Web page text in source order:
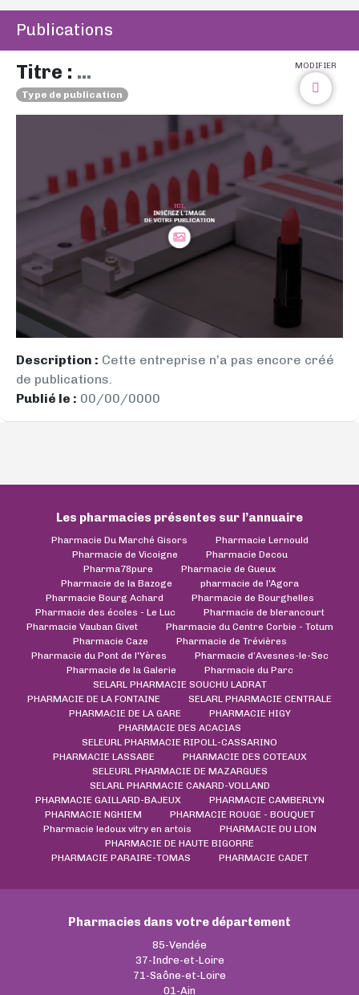
Publications
MODIFIER
Titre : ...
Type de publication
Description : Cette entreprise n’a pas encore créé
de publications.
Publié le : 00/00/0000
Les pharmacies présentes sur l’annuaire
Pharmacie Du Marché Gisors
Pharmacie Lernould
Pharmacie de Vicoigne
Pharmacie Decou
Pharma78pure
Pharmacie de Gueux
Pharmacie de la Bazoge
pharmacie de l'Agora
Pharmacie Bourg Achard
Pharmacie de Bourghelles
Pharmacie des écoles - Le Luc
Pharmacie de blerancourt
Pharmacie Vauban Givet
Pharmacie du Centre Corbie - Totum
Pharmacie Caze
Pharmacie de Trévières
Pharmacie du Pont de l'Yères
Pharmacie d’Avesnes-le-Sec
Pharmacie de la Galerie
Pharmacie du Parc
SELARL PHARMACIE SOUCHU LADRAT
PHARMACIE DE LA FONTAINE
SELARL PHARMACIE CENTRALE
PHARMACIE DE LA GARE
PHARMACIE HIGY
PHARMACIE DES ACACIAS
SELEURL PHARMACIE RIPOLL-CASSARINO
PHARMACIE LASSABE
PHARMACIE DES COTEAUX
SELEURL PHARMACIE DE MAZARGUES
SELARL PHARMACIE CANARD-VOLLAND
PHARMACIE GAILLARD-BAJEUX
PHARMACIE CAMBERLYN
PHARMACIE NGHIEM
PHARMACIE ROUGE - BOUQUET
Pharmacie ledoux vitry en artois
PHARMACIE DU LION
PHARMACIE DE HAUTE BIGORRE
PHARMACIE PARAIRE-TOMAS
PHARMACIE CADET
Pharmacies dans votre département
85-Vendée
37-Indre-et-Loire
71-Saône-et-Loire
01-Ain